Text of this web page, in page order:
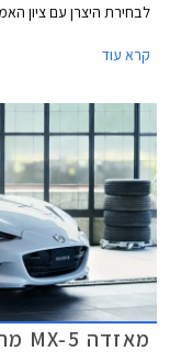
לבחירת היצרן עם ציון
עבורכם את הדגמים
קרא עוד
מאזדה MX-5 מתעדכנת לקראת שנת 2022